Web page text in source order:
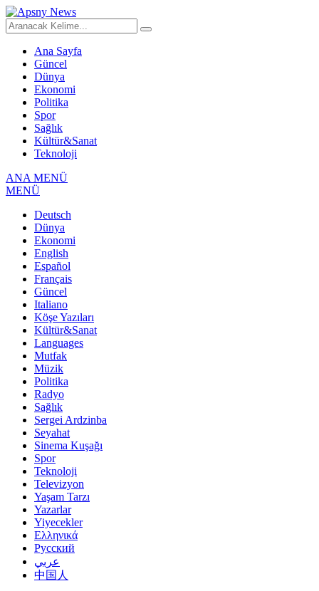
Ana Sayfa
Güncel
Dünya
Ekonomi
Politika
Spor
Sağlık
Kültür&Sanat
Teknoloji
ANA MENÜ
MENÜ
Deutsch
Dünya
Ekonomi
English
Español
Français
Güncel
Italiano
Köşe Yazıları
Kültür&Sanat
Languages
Mutfak
Müzik
Politika
Radyo
Sağlık
Sergei Ardzinba
Seyahat
Sinema Kuşağı
Spor
Teknoloji
Televizyon
Yaşam Tarzı
Yazarlar
Yiyecekler
Ελληνικά
Русский
عربي
中国人